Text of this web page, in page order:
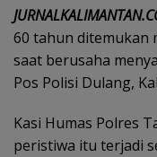
60 tahun ditemukan
saat berusaha
Pos Polisi Dulang,
Kasi Humas Polres
peristiwa itu terjadi